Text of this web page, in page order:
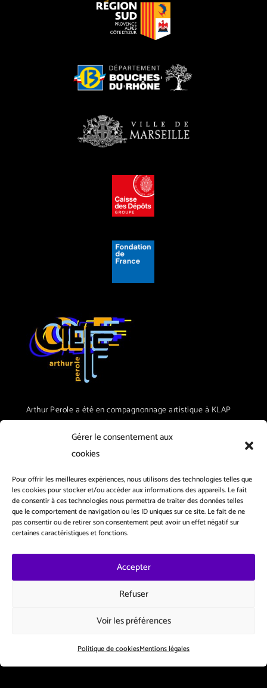
Gérer le consentement aux
cookies
Pour offrir les meilleures expériences, nous utilisons des technologies telles que
les cookies pour stocker et/ou accéder aux informations des appareils. Le fait
de consentir à ces technologies nous permettra de traiter des données telles
que le comportement de navigation ou les ID uniques sur ce site. Le fait de ne
pas consentir ou de retirer son consentement peut avoir un effet négatif sur
certaines caractéristiques et fonctions.
Accepter
Refuser
Voir les préférences
Politique de cookiesMentions légales
Arthur Perole a été en compagnonnage artistique à KLAP
Maison pour la danse à Marseille de 2014 à 2023, artiste
associé au ZEF scène nationale de Marseille de 2015 à
2018, au Théâtre en Dracénie à Draguignan de 2018 à 2021,
2023), et à l’Université Sorbonne Nouvelle à Paris pour la
saison 2023-2024 et 2024-2025.
La compagnie est conventionnée par la DRAC Provence-
Alpes-Côte d’Azur, aidée au fonctionnement par la la ville
de Marseille, le Conseil Départemental des Bouches-du-
Rhône, et aidée au projet par la Région Sud – Provence-
Alpes-Côte-d’Azur.
Mentions légales